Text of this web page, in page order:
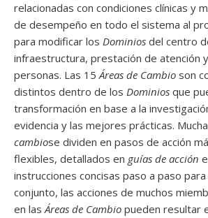
relacionadas con condiciones clínicas y
de desempeño en todo el sistema al
para modificar los Dominios del centro
infraestructura, prestación de atención
personas. Las 15Áreas de Cambio son
distintos dentro de los Dominios que
transformación en base a la
evidencia y las mejores prácticas.
cambiose dividen en pasos de acción
flexibles, detallados en guías de acción
instrucciones concisas paso a paso para
conjunto, las acciones de muchos
en lasÁreas de Cambio pueden resultar